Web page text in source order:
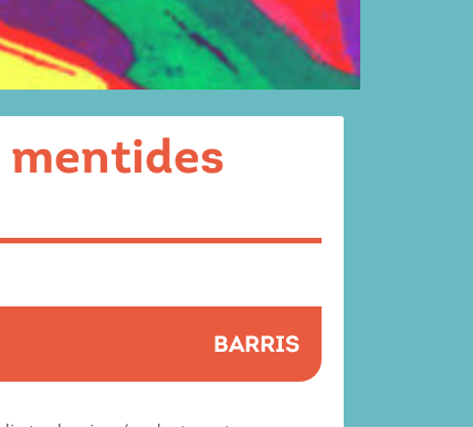
mentides
BARRIS